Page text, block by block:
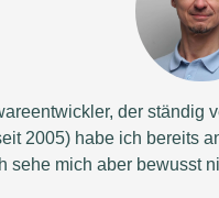
der
2005) habe ich bereits
sehe mich aber bewusst